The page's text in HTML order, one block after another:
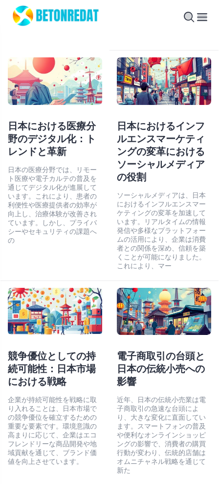
日本における医療分
野のデジタル化：ト
レンドと革新
日本の医療分野では、リモー
ト医療や電子カルテの普及を
通じてデジタル化が進展して
います。これにより、患者の
利便性や医療提供者の効率が
向上し、治療体験が改善され
ています。しかし、プライバ
シーやセキュリティの課題へ
の
日本におけるインフ
ルエンスマーケティ
ングの変革における
ソーシャルメディア
の役割
ソーシャルメディアは、日本
におけるインフルエンスマー
ケティングの変革を加速して
います。リアルタイムの情報
発信や多様なプラットフォー
ムの活用により、企業は消費
者との関係を深め、信頼を築
くことが可能になりました。
これにより、マー
競争優位としての持
続可能性：日本市場
における戦略
企業が持続可能性を戦略に取
り入れることは、日本市場で
の競争優位を確立するための
重要な要素です。環境意識の
高まりに応じて、企業はエコ
フレンドリーな商品開発や地
域貢献を通じて、ブランド価
値を向上させています。
電子商取引の台頭と
日本の伝統小売への
影響
近年、日本の伝統小売業は電
子商取引の急速な台頭によ
り、大きな変化に直面してい
ます。スマートフォンの普及
や便利なオンラインショッピ
ングの影響で、消費者の購買
行動が変わり、伝統的店舗は
オムニチャネル戦略を通じて
新た